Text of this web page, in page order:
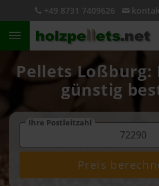
+49 8731 7409626
Pellets Loßburg:
günstig
Ihre Postleitzahl
Preis